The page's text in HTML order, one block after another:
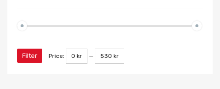
Filter Price: 0 kr — 530 kr